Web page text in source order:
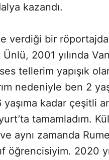
kazandı.
verdiği bir
Ünlü, 2001 yılında
tellerim yapışık
nedeniyle ben 2
yaşıma kadar çeşitli
tamamladım.
aynı zamanda
öğrencisiyim. 2020